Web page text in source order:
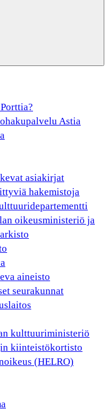
Astia
asiakirjat
hakemistoja
oikeusministeriö ja
aineisto
seurakunnat
kulttuuriministeriö
kiinteistökortisto
(HELRO)